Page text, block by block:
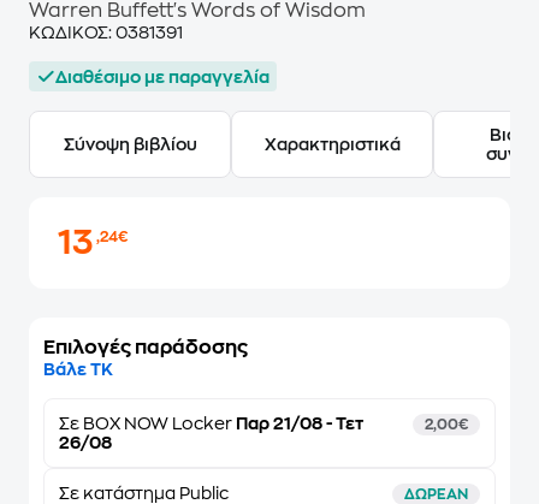
Warren Buffett's Words of Wisdom
ΚΩΔΙΚΟΣ: 0381391
Διαθέσιμο με παραγγελία
Σύνοψη βιβλίου Χαρακτηριστικά
13,24€
Επιλογές παράδοσης
Βάλε ΤΚ
Σε BOX NOW Locker Παρ 21/08 - Τετ
26/08
2,00€
Σε κατάστημα Public ΔΩΡΕΑΝ